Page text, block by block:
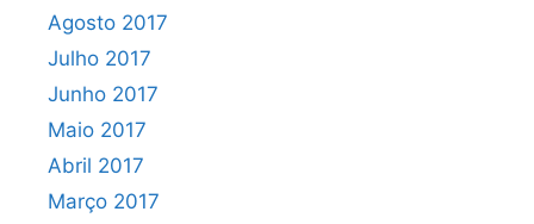
Agosto 2017
Julho 2017
Junho 2017
Maio 2017
Abril 2017
Março 2017